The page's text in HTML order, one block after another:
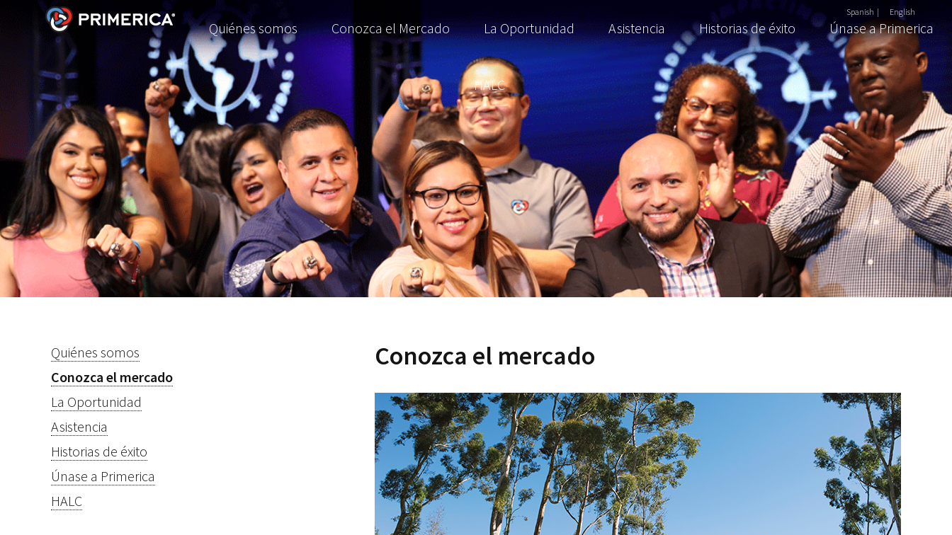
Quiénes somos Conozca el Mercado La Oportunidad Asistencia Historias de éxito Únase a Primerica
HALC
Spanish | English
Quiénes somos
Conozca el mercado
La Oportunidad
Asistencia
Historias de éxito
Únase a Primerica
HALC
Conozca el mercado